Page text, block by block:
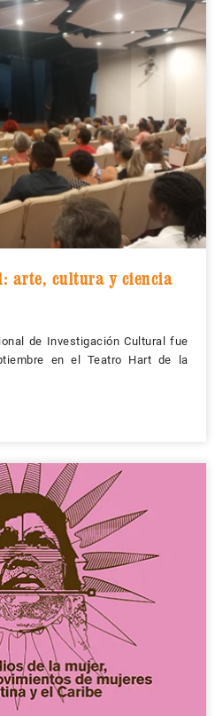
arte, cultura y ciencia
de Investigación Cultural fue
en el Teatro Hart de la